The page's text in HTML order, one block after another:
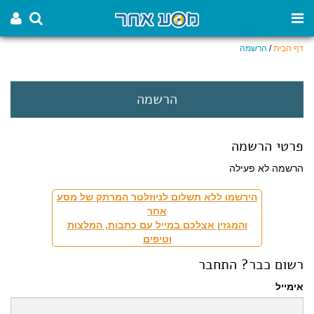
דף הבית/ הרשמה
הרשמה
פרטי הרשמה
הרשמה לא פעילה
הירשמו ללא תשלום לניוזלטר המרתק של מסע
אחר
והמגזין אצלכם במייל עם כתבות, המלצות
וטיפים
רשום כבר? התחבר
אימייל